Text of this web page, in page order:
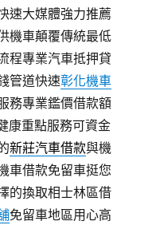
速大媒體強力推薦
機車顛覆傳統最低
程專業汽車抵押貸
管道快速彰化機車
務專業鑑價借款額
康重點服務可資金
新莊汽車借款與機
車借款免留車挺您
的換取相士林區借
免留車地區用心高